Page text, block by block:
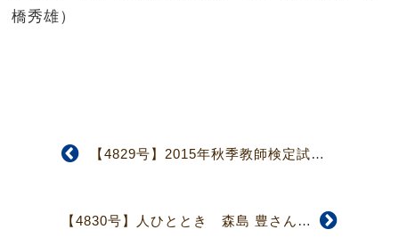
橋秀雄）
【4829号】2015年秋季教師検定試験 補教師19名、正教師61名、転入2名受験
【4830号】人ひととき 森島 豊さん キリスト教人権思想の影響と課題